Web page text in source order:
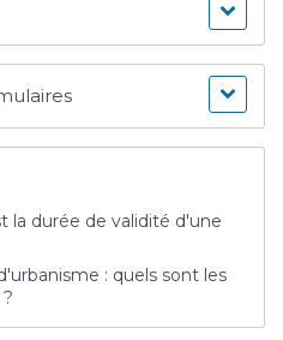
la durée de validité d'une
: quels sont les